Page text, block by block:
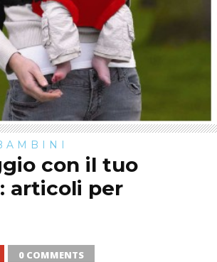
con il tuo
articoli per
0 COMMENTS